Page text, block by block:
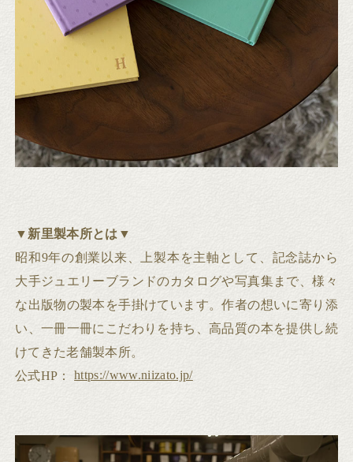
▼ 新里製本所とは ▼
昭和9年の創業以来、上製本を主軸として、記念誌から
大手ジュエリーブランドのカタログや写真集まで、様々
な出版物の製本を手掛けています。作者の想いに寄り添
い、一冊一冊にこだわりを持ち、高品質の本を提供し続
けてきた老舗製本所。
公式HP：https://www.niizato.jp/